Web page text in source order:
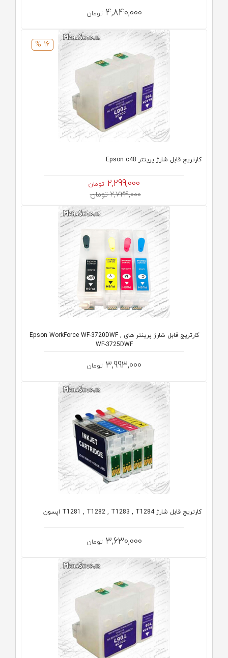
4,840,000 تومان
16 %
کارتریج قابل شارژ پرینتر Epson c48
2,299,000 تومان
2,724,000 تومان
کارتریج قابل شارژ پرینتر های Epson WorkForce WF-3720DWF ,
WF-3725DWF
3,993,000 تومان
كارتريج قابل شارژ T1281 , T1282 , T1283 , T1284 اپسون
3,630,000 تومان